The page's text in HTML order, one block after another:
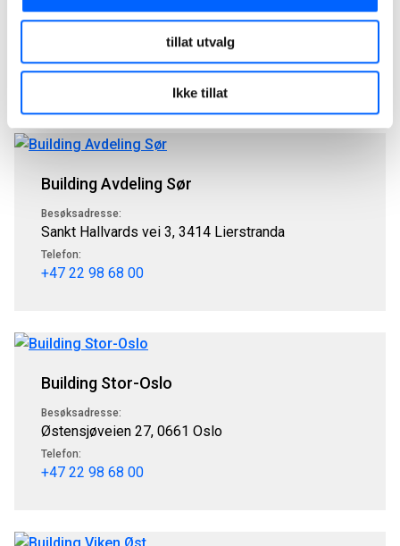
tillat utvalg
Ikke tillat
Besøksadresse:
+47 22 98 68 00
Building Avdeling Sør
Besøksadresse:
Sankt Hallvards vei 3, 3414 Lierstranda
Telefon:
+47 22 98 68 00
Building Stor-Oslo
Besøksadresse:
Østensjøveien 27, 0661 Oslo
Telefon:
+47 22 98 68 00